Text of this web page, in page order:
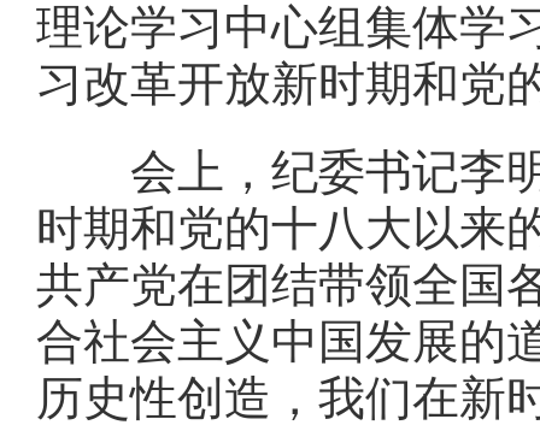
理论学习中心组集体学
习改革开放新时期和党
会上，纪委书记李
时期和党的十八大以来
共产党在团结带领全国
合社会主义中国发展的
历史性创造，我们在新